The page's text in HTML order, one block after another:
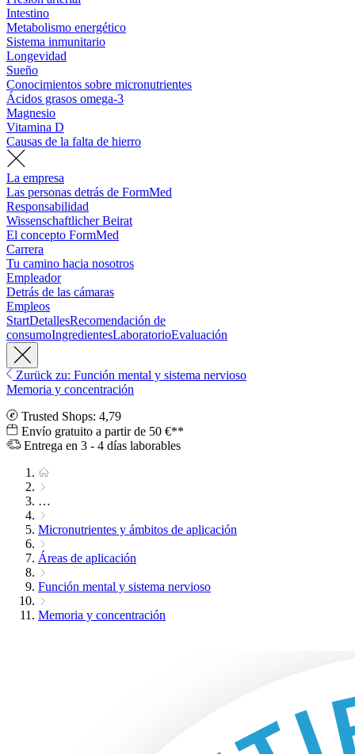
Intestino
Metabolismo energético
Sistema inmunitario
Longevidad
Sueño
Conocimientos sobre micronutrientes
Ácidos grasos omega-3
Magnesio
Vitamina D
Causas de la falta de hierro
La empresa
Las personas detrás de FormMed
Responsabilidad
Wissenschaftlicher Beirat
El concepto FormMed
Carrera
Tu camino hacia nosotros
Empleador
Detrás de las cámaras
Empleos
StartDetallesRecomendación de
consumoIngredientesLaboratorioEvaluación
Zurück zu: Función mental y sistema nervioso
Memoria y concentración
Trusted Shops: 4,79
Envío gratuito a partir de 50 €**
Entrega en 3 - 4 días laborables
…
Micronutrientes y ámbitos de aplicación
Áreas de aplicación
Función mental y sistema nervioso
Memoria y concentración